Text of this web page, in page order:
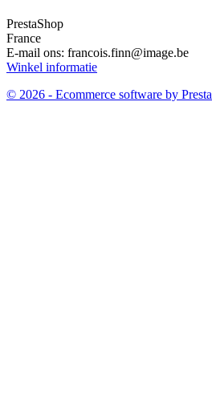
PrestaShop
France
E-mail ons: francois.finn@image.be
Winkel informatie
© 2026 - Ecommerce software by